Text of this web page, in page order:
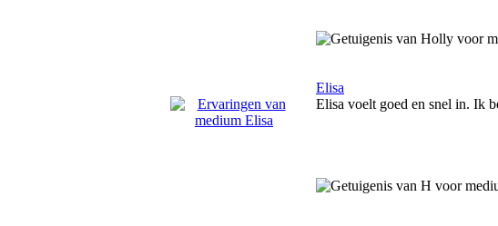
Elisa
Elisa voelt goed en snel in. Ik